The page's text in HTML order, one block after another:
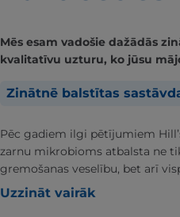
Mēs esam vadošie dažādās
kvalitatīvu uzturu, ko jūsu
Zinātnē balstītas
Pēc gadiem ilgi pētījumiem
zarnu mikrobioms atbalsta ne
gremošanas veselību, bet arī
Uzzināt vairāk